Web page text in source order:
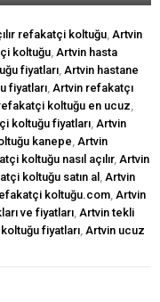
refakatçi koltuğu Artvin
koltuğu Artvin hasta
fiyatları Artvin hastane
fiyatları Artvin refakatçı
koltuğu en ucuz
koltuğu fiyatları Artvin
kanepe Artvin
koltuğu nasıl açılır, Artvin
koltuğu satın al
Artvin
koltuğu.com Artvin
ve fiyatları Artvin tekli
fiyatları Artvin ucuz